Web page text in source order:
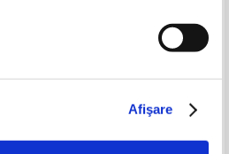
Afişare
Courtney Allison Moulton -